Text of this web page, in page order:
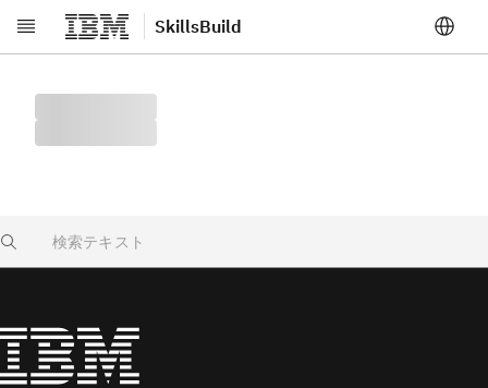
メインコンテンツへスキップ
SkillsBuild
Search